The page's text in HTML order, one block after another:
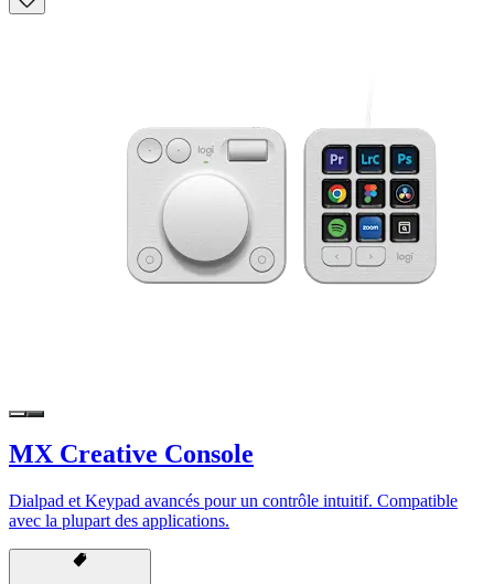
MX Creative Console
Dialpad et Keypad avancés pour un contrôle intuitif. Compatible
avec la plupart des applications.